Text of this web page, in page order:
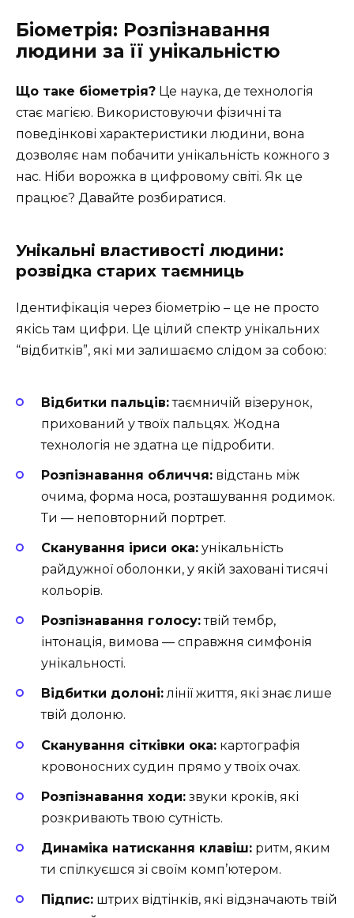
Біометрія: Розпізнавання
людини за її унікальністю
Що таке біометрія? Це наука, де технологія
стає магією. Використовуючи фізичні та
поведінкові характеристики людини, вона
дозволяє нам побачити унікальність кожного з
нас. Ніби ворожка в цифровому світі. Як це
працює? Давайте розбиратися.
Унікальні властивості людини:
розвідка старих таємниць
Ідентифікація через біометрію – це не просто
якісь там цифри. Це цілий спектр унікальних
“відбитків”, які ми залишаємо слідом за собою:
Відбитки пальців:таємничій візерунок,
прихований у твоїх пальцях. Жодна
технологія не здатна це підробити.
Розпізнавання обличчя: відстань між
очима, форма носа, розташування родимок.
Ти — неповторний портрет.
Сканування іриси ока: унікальність
райдужної оболонки, у якій заховані тисячі
кольорів.
Розпізнавання голосу:твій тембр,
інтонація, вимова — справжня симфонія
унікальності.
Відбитки долоні:лінії життя, які знає лише
твій долоню.
Сканування сітківки ока: картографія
кровоносних судин прямо у твоїх очах.
Розпізнавання ходи: звуки кроків, які
розкривають твою сутність.
Динаміка натискання клавіш: ритм, яким
ти спілкуєшся зі своїм комп’ютером.
Підпис: штрих відтінків, які відзначають твій